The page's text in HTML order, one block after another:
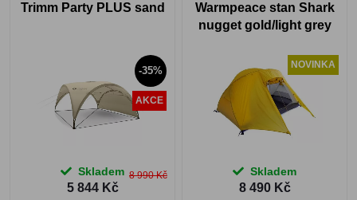
Trimm Party PLUS sand
-35%
AKCE
Skladem 8 990 Kč
5 844 Kč
Warmpeace stan Shark
nugget gold/light grey
NOVINKA
Skladem
8 490 Kč